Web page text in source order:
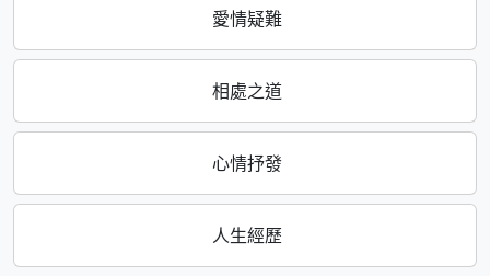
愛情疑難
相處之道
心情抒發
人生經歷